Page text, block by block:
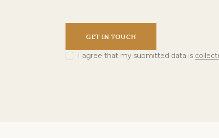
I agree that my submitted data is